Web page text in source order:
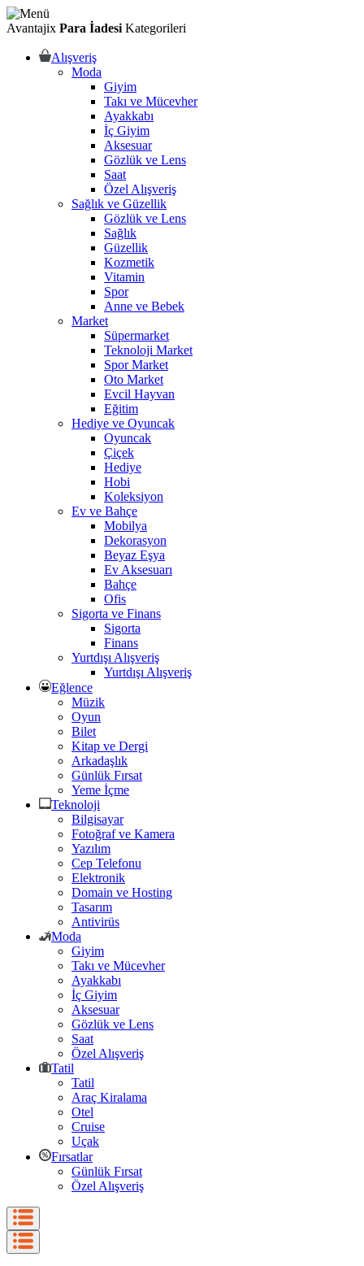
Avantajix Para İadesi Kategorileri
Alışveriş
Moda
Giyim
Takı ve Mücevher
Ayakkabı
İç Giyim
Aksesuar
Gözlük ve Lens
Saat
Özel Alışveriş
Sağlık ve Güzellik
Gözlük ve Lens
Sağlık
Güzellik
Kozmetik
Vitamin
Spor
Anne ve Bebek
Market
Süpermarket
Teknoloji Market
Spor Market
Oto Market
Evcil Hayvan
Eğitim
Hediye ve Oyuncak
Oyuncak
Çiçek
Hediye
Hobi
Koleksiyon
Ev ve Bahçe
Mobilya
Dekorasyon
Beyaz Eşya
Ev Aksesuarı
Bahçe
Ofis
Sigorta ve Finans
Sigorta
Finans
Yurtdışı Alışveriş
Yurtdışı Alışveriş
Eğlence
Müzik
Oyun
Bilet
Kitap ve Dergi
Arkadaşlık
Günlük Fırsat
Yeme İçme
Teknoloji
Bilgisayar
Fotoğraf ve Kamera
Yazılım
Cep Telefonu
Elektronik
Domain ve Hosting
Tasarım
Antivirüs
Moda
Giyim
Takı ve Mücevher
Ayakkabı
İç Giyim
Aksesuar
Gözlük ve Lens
Saat
Özel Alışveriş
Tatil
Tatil
Araç Kiralama
Otel
Cruise
Uçak
Fırsatlar
Günlük Fırsat
Özel Alışveriş